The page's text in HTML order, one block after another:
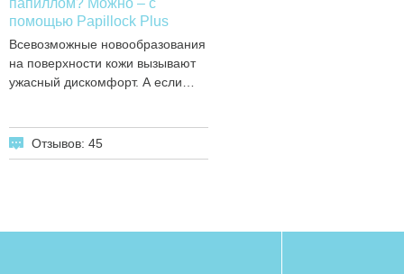
папиллом? Можно – с
помощью Papillock Plus
Всевозможные новообразования
на поверхности кожи вызывают
ужасный дискомфорт. А если…
Отзывов: 45